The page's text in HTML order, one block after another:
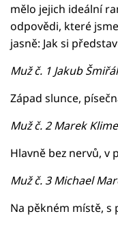
mělo jejich ideální
odpovědi, které
jasně: Jak si
Muž č. 1 Jakub
Západ slunce,
Muž č. 2 Marek
Hlavně bez nervů, v
Muž č. 3 Michael
Na pěkném místě, s